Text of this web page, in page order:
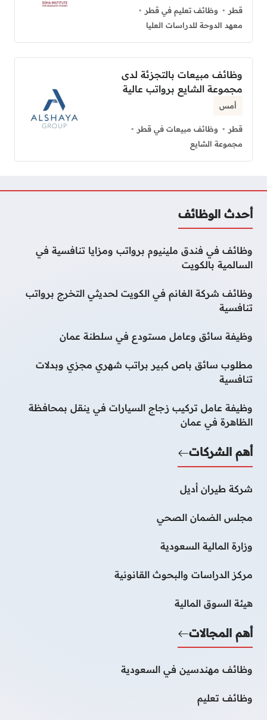
قطر
وظائف تعليم في قطر
معهد الدوحة للدراسات العليا
وظائف مبيعات بالتجزئة لدى
مجموعة الشايع برواتب عالية
أمس
قطر
وظائف مبيعات في قطر
مجموعة الشايع
أحدث الوظائف
وظائف في فندق ملينيوم برواتب ومزايا تنافسية في
السالمية بالكويت
وظائف شركة الغانم في الكويت لحديثي التخرج برواتب
تنافسية
وظيفة سائق وعامل مستودع في سلطنة عمان
مطلوب سائق باص كبير براتب شهري مجزي وبدلات
تنافسية
وظيفة عامل تركيب زجاج السيارات في ينقل بمحافظة
الظاهرة في عمان
أهم الشركات
شركة طيران أديل
مجلس الضمان الصحي
وزارة المالية السعودية
مركز الدراسات والبحوث القانونية
هيئة السوق المالية
أهم المجالات
وظائف مهندسين في السعودية
وظائف تعليم